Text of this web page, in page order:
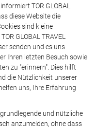
TOR GLOBAL
diese Website die
sind kleine
GLOBAL TRAVEL
senden und es uns
Ihren letzten Besuch sowie
zu "erinnern". Dies hilft
die Nützlichkeit unserer
uns, Ihre Erfahrung
und nützliche
anzumelden, ohne dass